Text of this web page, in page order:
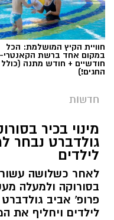
חוויית הקיץ המושלמת: הכל
במקום אחד ברשת הקאנטרי-
חודשיים + חודש מתנה (כולל
החגים!)
חדשות
מינוי בכיר
גולדברט נבחר
לילדים
לאחר כשלושה
בסורוקה ולמעלה
פרופ' אביב
לילדים ויחליף את